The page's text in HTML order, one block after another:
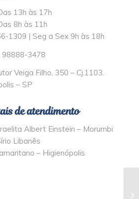
13h às 17h
8h às 11h
1309 | Seg a Sex 9h às 18h
98888-3478
Veiga Filho, 350 – Cj.1103.
– SP
de atendimento
Albert Einstein – Morumbi
Libanês
– Higienópolis